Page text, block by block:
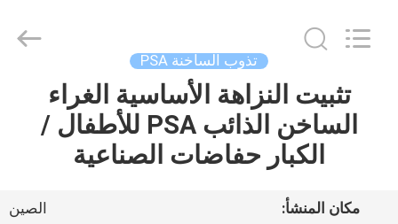
منتجات
معلومات
Adhesive
Products
تذوب الساخنة PSA
تثبيت النزاهة الأساسية الغراء
الساخن الذائب PSA للأطفال /
الكبار حفاضات الصناعية
مكان المنشأ:
الصين